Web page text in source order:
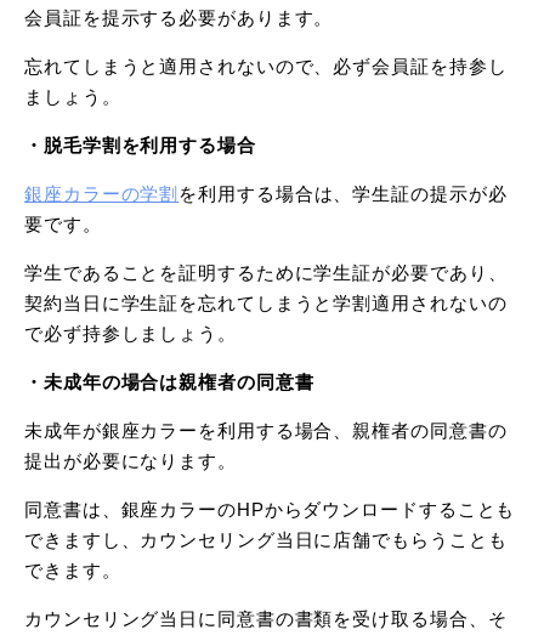
会員証を提示する必要があります。
忘れてしまうと適用されないので、必ず会員証を持参し
ましょう。
・脱毛学割を利用する場合
銀座カラーの学割 を利用する場合は、学生証の提示が必
要です。
学生であることを証明するために学生証が必要であり、
契約当日に学生証を忘れてしまうと学割適用されないの
で必ず持参しましょう。
・未成年の場合は親権者の同意書
未成年が銀座カラーを利用する場合、親権者の同意書の
提出が必要になります。
同意書は、銀座カラーのHPからダウンロードすることも
できますし、カウンセリング当日に店舗でもらうことも
できます。
カウンセリング当日に同意書の書類を受け取る場合、そ